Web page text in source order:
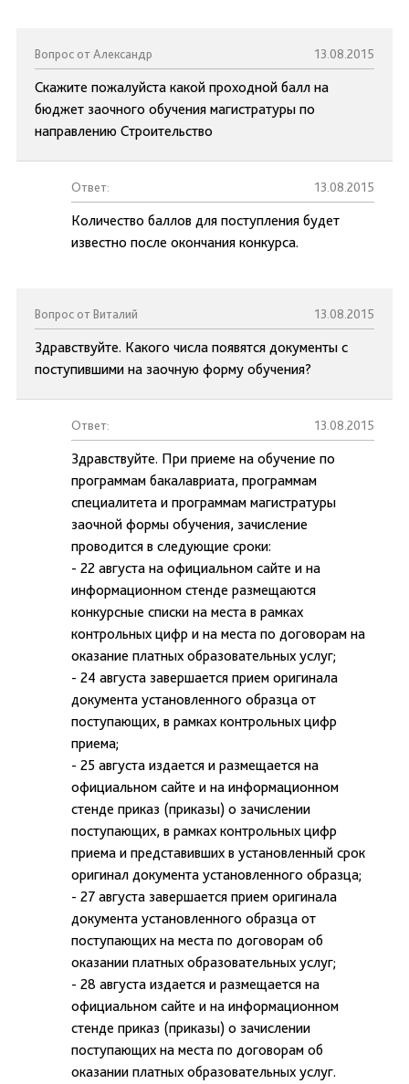
Вопрос от Александр 13.08.2015
Скажите пожалуйста какой проходной балл на
бюджет заочного обучения магистратуры по
направлению Строительство
Ответ: 13.08.2015
Количество баллов для поступления будет
известно после окончания конкурса.
Вопрос от Виталий 13.08.2015
Здравствуйте. Какого числа появятся документы с
поступившими на заочную форму обучения?
Ответ: 13.08.2015
Здравствуйте. При приеме на обучение по
программам бакалавриата, программам
специалитета и программам магистратуры
заочной формы обучения, зачисление
проводится в следующие сроки:
- 22 августа на официальном сайте и на
информационном стенде размещаются
конкурсные списки на места в рамках
контрольных цифр и на места по договорам на
оказание платных образовательных услуг;
- 24 августа завершается прием оригинала
документа установленного образца от
поступающих, в рамках контрольных цифр
приема;
- 25 августа издается и размещается на
официальном сайте и на информационном
стенде приказ (приказы) о зачислении
поступающих, в рамках контрольных цифр
приема и представивших в установленный срок
оригинал документа установленного образца;
- 27 августа завершается прием оригинала
документа установленного образца от
поступающих на места по договорам об
оказании платных образовательных услуг;
- 28 августа издается и размещается на
официальном сайте и на информационном
стенде приказ (приказы) о зачислении
поступающих на места по договорам об
оказании платных образовательных услуг.